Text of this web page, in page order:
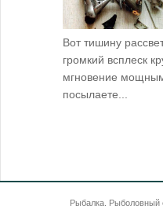
Вот тишину
громкий всплеск
мгновение
посылаете...
Рыбалка. Рыболовный